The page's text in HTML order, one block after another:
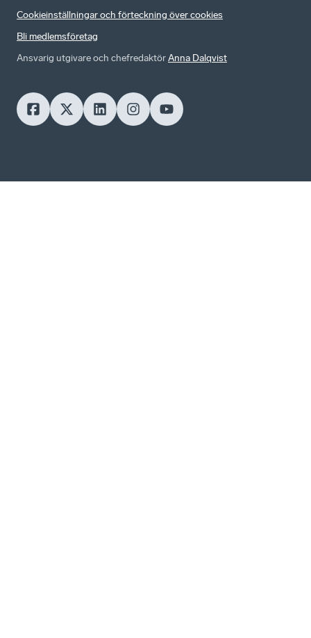
Cookieinställningar och förteckning över cookies
Bli medlemsföretag
Ansvarig utgivare och chefredaktörAnna Dalqvist